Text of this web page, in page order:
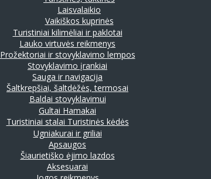
Laisvalaikio
Vaikiškos kuprinės
Turistiniai kilimėliai ir paklotai
Lauko virtuvės reikmenys
Prožektoriai ir stovyklavimo lempos
Stovyklavimo įrankiai
Sauga ir navigacija
Šaltkrepšiai, šaltdėžės, termosai
Baldai stovyklavimui
Gultai Hamakai
Turistiniai stalai Turistinės kėdės
Ugniakurai ir griliai
Apsaugos
Šiaurietiško ėjimo lazdos
Aksesuarai